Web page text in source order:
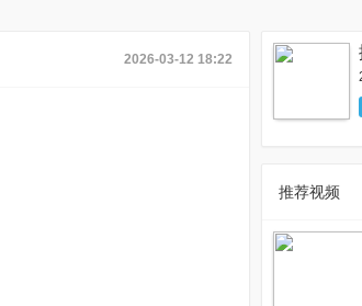
2026-03-12 18:22
推荐视频